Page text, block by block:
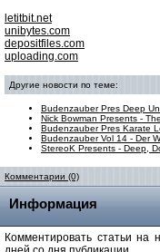
letitbit.net
unibytes.com
depositfiles.com
uploading.com
Другие новости по теме:
Budenzauber Pres Deep
Nick Bowman Presents -
Budenzauber Pres Karate
Budenzauber Vol 14 - Der
StereoK Presents - Deep,
Комментарии (0)
Информация
Комментировать статьи на